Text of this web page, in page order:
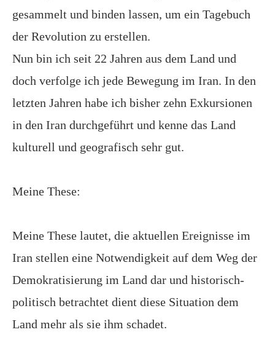
gesammelt und binden lassen, um ein Tagebuch
der Revolution zu erstellen.
Nun bin ich seit 22 Jahren aus dem Land und
doch verfolge ich jede Bewegung im Iran. In den
letzten Jahren habe ich bisher zehn Exkursionen
in den Iran durchgeführt und kenne das Land
kulturell und geografisch sehr gut.
Meine These:
Meine These lautet, die aktuellen Ereignisse im
Iran stellen eine Notwendigkeit auf dem Weg der
Demokratisierung im Land dar und historisch-
politisch betrachtet dient diese Situation dem
Land mehr als sie ihm schadet.